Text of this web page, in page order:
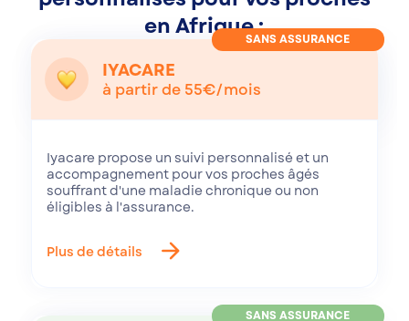
en Afrique :
IYACARE
à partir de 55€/mois
SANS ASSURANCE
Iyacare propose un suivi personnalisé et un
accompagnement pour vos proches âgés
souffrant d'une maladie chronique ou non
éligibles à l'assurance.
Plus de détails arrow_forward
SANS ASSURANCE